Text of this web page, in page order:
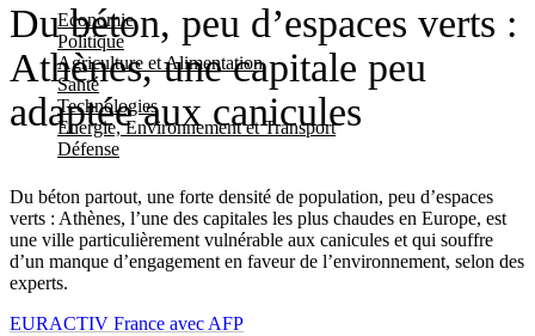
Economie
Politique
Agriculture et Alimentation
Santé
Technologies
Energie, Environnement et Transport
Défense
Du béton, peu d’espaces verts :
Athènes, une capitale peu
adaptée aux canicules
Du béton partout, une forte densité de population, peu d’espaces
verts : Athènes, l’une des capitales les plus chaudes en Europe, est
une ville particulièrement vulnérable aux canicules et qui souffre
d’un manque d’engagement en faveur de l’environnement, selon des
experts.
EURACTIV France avec AFP